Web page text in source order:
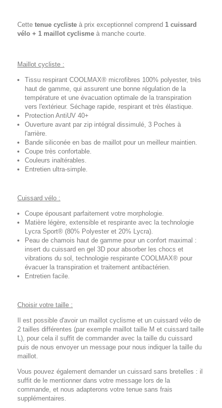
Cette tenue cycliste à prix exceptionnel comprend 1 cuissard
vélo + 1 maillot cyclisme à manche courte.
Maillot cycliste :
Tissu respirant COOLMAX® microfibres 100% polyester, très
haut de gamme, qui assurent une bonne régulation de la
température et une évacuation optimale de la transpiration
vers l'extérieur. Séchage rapide, respirant et très élastique.
Protection AntiUV 40+
Ouverture avant par zip intégral dissimulé, 3 Poches à
l'arrière.
Bande siliconée en bas de maillot pour un meilleur maintien.
Coupe très confortable.
Couleurs inaltérables.
Entretien ultra-simple.
Cuissard vélo :
Coupe épousant parfaitement votre morphologie.
Matière légère, extensible et respirante avec la technologie
Lycra Sport® (80% Polyester et 20% Lycra).
Peau de chamois haut de gamme pour un confort maximal :
insert du cuissard en gel 3D pour absorber les chocs et
vibrations du sol, technologie respirante COOLMAX® pour
évacuer la transpiration et traitement antibactérien.
Entretien facile.
Choisir votre taille :
Il est possible d'avoir un maillot cyclisme et un cuissard vélo de
2 tailles différentes (par exemple maillot taille M et cuissard taille
L), pour cela il suffit de commander avec la taille du cuissard
puis de nous envoyer un message pour nous indiquer la taille du
maillot.
Vous pouvez également demander un cuissard sans bretelles : il
suffit de le mentionner dans votre message lors de la
commande, et nous adapterons votre tenue sans frais
supplémentaires.